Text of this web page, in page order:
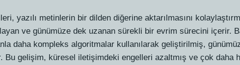
yazılı metinlerin bir dilden diğerine aktarılmasını
ve günümüze dek uzanan sürekli bir evrim sürecini içerir.
daha kompleks algoritmalar kullanılarak geliştirilmiş,
Bu gelişim, küresel iletişimdeki engelleri azaltmış ve çok daha